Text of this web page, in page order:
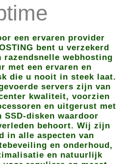
een ervaren provider
bent u verzekerd
razendsnelle webhosting
met een ervaren en
die u nooit in steek laat.
servers zijn van
kwaliteit, voorzien
en uitgerust met
SSD-disken waardoor
behoort. Wij zijn
in alle aspecten van
en onderhoud,
en natuurlijk